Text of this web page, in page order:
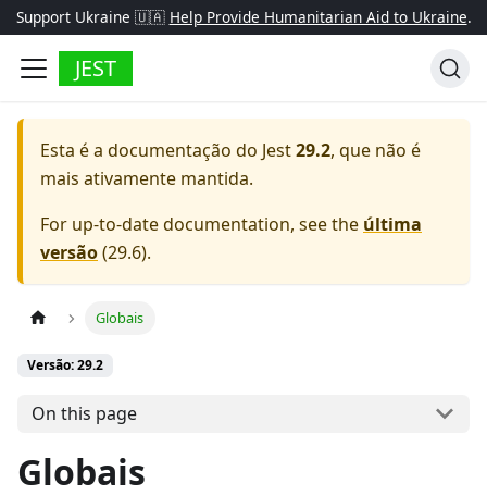
Support Ukraine 🇺🇦 Help Provide Humanitarian Aid to Ukraine.
JEST
Esta é a documentação do Jest29.2, que não é
mais ativamente mantida.
For up-to-date documentation, see the última
versão(29.6).
Globais
Versão: 29.2
On this page
Globais